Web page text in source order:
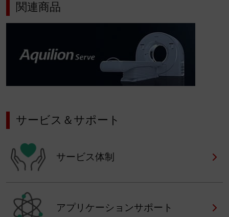
関連商品
サービス＆サポート
サービス体制
アプリケーションサポート